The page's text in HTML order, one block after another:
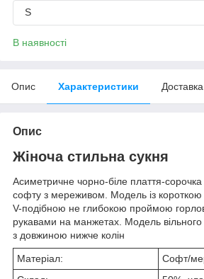
S
В наявності
Опис Характеристики Доставка
Опис
Жіноча стильна сукня
Асиметричне чорно-біле плаття-
софту з мереживом. Модель із короткою
V-подібною не глибокою проймою
рукавами на манжетах. Модель
з довжиною нижче колін
Матеріал:
Софт/